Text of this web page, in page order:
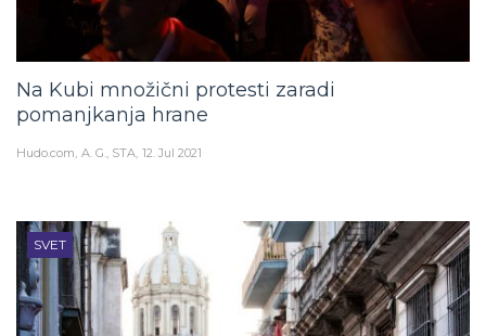
Na Kubi množični protesti zaradi
pomanjkanja hrane
Hudo.com A. G., STA 12. Jul 2021
SVET